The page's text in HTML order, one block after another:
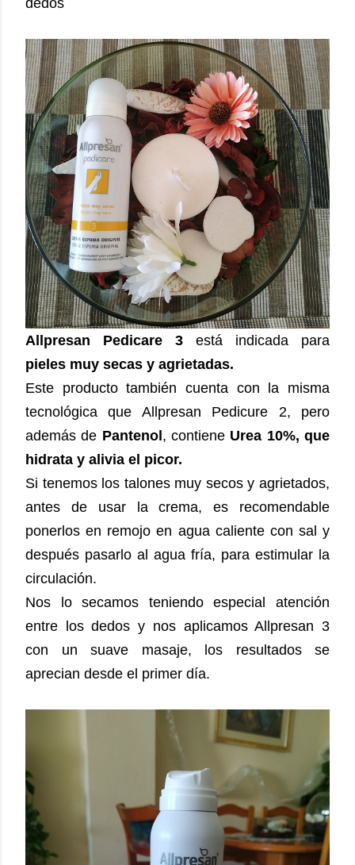
dedos
Allpresan Pedicare 3 está indicada para
pieles muy secas y agrietadas.
Este producto también cuenta con la misma
tecnológica que Allpresan Pedicure 2, pero
además de Pantenol, contiene Urea 10%, que
hidrata y alivia el picor.
Si tenemos los talones muy secos y agrietados,
antes de usar la crema, es recomendable
ponerlos en remojo en agua caliente con sal y
después pasarlo al agua fría, para estimular la
circulación.
Nos lo secamos teniendo especial atención
entre los dedos y nos aplicamos Allpresan 3
con un suave masaje, los resultados se
aprecian desde el primer día.